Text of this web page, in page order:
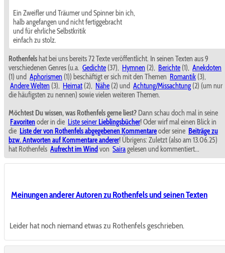
Ein Zweifler und Träumer und Spinner bin ich,
halb angefangen und nicht fertiggebracht
und für ehrliche Selbstkritik
einfach zu stolz.
Rothenfels hat bei uns bereits 72 Texte veröffentlicht. In seinen Texten aus 9
verschiedenen Genres (u.a. Gedichte (37), Hymnen (2), Berichte (1), Anekdoten
(1) und Aphorismen (1)) beschäftigt er sich mit den Themen Romantik (3),
Andere Welten (3), Heimat (2), Nähe (2) und Achtung/Missachtung (2) (um nur
die häufigsten zu nennen) sowie vielen weiteren Themen.
Möchtest Du wissen, was Rothenfels gerne liest? Dann schau doch mal in seine
Favoritenoder in die Liste seiner Lieblingsbücher! Oder wirf mal einen Blick in
die Liste der von Rothenfels abgegebenen Kommentareoder seine Beiträge zu
bzw. Antworten auf Kommentare anderer! Übrigens: Zuletzt (also am 13.06.25)
hat Rothenfels Aufrecht im Wind von Sairagelesen und kommentiert...
Meinungen anderer Autoren zu Rothenfels und seinen Texten
Leider hat noch niemand etwas zu Rothenfels geschrieben.